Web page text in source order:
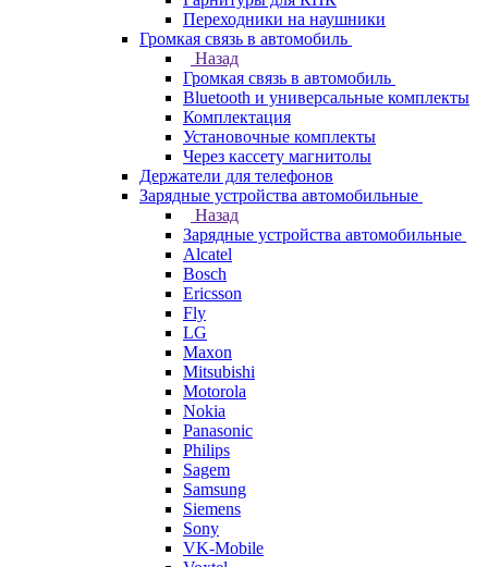
Переходники на наушники
Громкая связь в автомобиль
Назад
Громкая связь в автомобиль
Bluetooth и универсальные комплекты
Комплектация
Установочные комплекты
Через кассету магнитолы
Держатели для телефонов
Зарядные устройства автомобильные
Назад
Зарядные устройства автомобильные
Alcatel
Bosch
Ericsson
Fly
LG
Maxon
Mitsubishi
Motorola
Nokia
Panasonic
Philips
Sagem
Samsung
Siemens
Sony
VK-Mobile